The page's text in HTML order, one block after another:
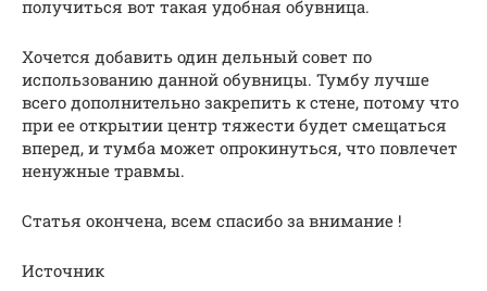
получиться вот такая удобная обувница.
Хочется добавить один дельный совет по
использованию данной обувницы. Тумбу лучше
всего дополнительно закрепить к стене, потому что
при ее открытии центр тяжести будет смещаться
вперед, и тумба может опрокинуться, что повлечет
ненужные травмы.
Статья окончена, всем спасибо за внимание !
Источник